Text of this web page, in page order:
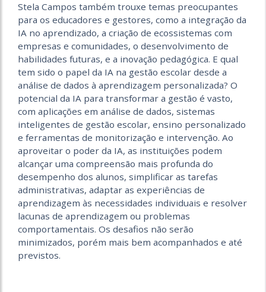
Stela Campos também trouxe temas preocupantes
para os educadores e gestores, como a integração da
IA no aprendizado, a criação de ecossistemas com
empresas e comunidades, o desenvolvimento de
habilidades futuras, e a inovação pedagógica. E qual
tem sido o papel da IA ​​na gestão escolar desde a
análise de dados à aprendizagem personalizada? O
potencial da IA ​​para transformar a gestão é vasto,
com aplicações em análise de dados, sistemas
inteligentes de gestão escolar, ensino personalizado
e ferramentas de monitorização e intervenção. Ao
aproveitar o poder da IA, as instituições podem
alcançar uma compreensão mais profunda do
desempenho dos alunos, simplificar as tarefas
administrativas, adaptar as experiências de
aprendizagem às necessidades individuais e resolver
lacunas de aprendizagem ou problemas
comportamentais. Os desafios não serão
minimizados, porém mais bem acompanhados e até
previstos.